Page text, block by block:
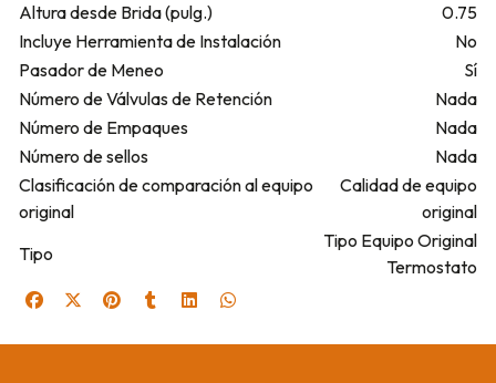
Altura desde Brida (pulg.)
0.75
Incluye Herramienta de Instalación
No
Pasador de Meneo
Sí
Número de Válvulas de Retención
Nada
Número de Empaques
Nada
Número de sellos
Nada
Clasificación de comparación al equipo
original
Calidad de equipo
original
Tipo
Tipo Equipo Original
Termostato